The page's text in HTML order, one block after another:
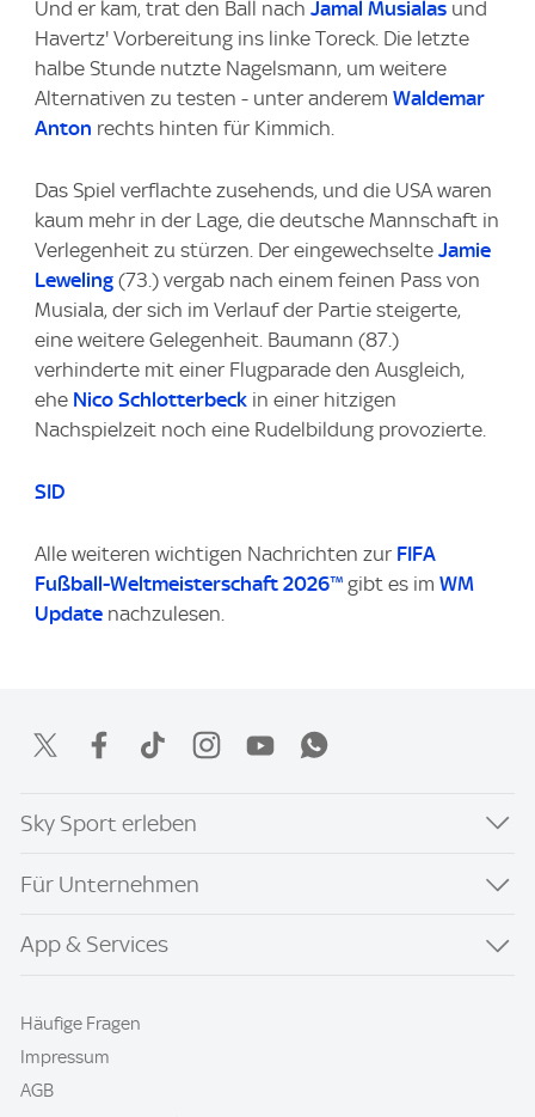
Und er kam, trat den Ball nach Jamal Musialas und
Havertz' Vorbereitung ins linke Toreck. Die letzte
halbe Stunde nutzte Nagelsmann, um weitere
Alternativen zu testen - unter anderem Waldemar
Anton rechts hinten für Kimmich.
Das Spiel verflachte zusehends, und die USA waren
kaum mehr in der Lage, die deutsche Mannschaft in
Verlegenheit zu stürzen. Der eingewechselte Jamie
Leweling (73.) vergab nach einem feinen Pass von
Musiala, der sich im Verlauf der Partie steigerte,
eine weitere Gelegenheit. Baumann (87.)
verhinderte mit einer Flugparade den Ausgleich,
ehe Nico Schlotterbeck in einer hitzigen
Nachspielzeit noch eine Rudelbildung provozierte.
SID
Alle weiteren wichtigen Nachrichten zur FIFA
Fußball-Weltmeisterschaft 2026™ gibt es im WM
Update nachzulesen.
Sky Sport erleben
Für Unternehmen
App & Services
Häufige Fragen
Impressum
AGB